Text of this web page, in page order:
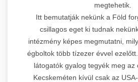
megtehetik.
Itt bemutatják nekünk a Föld
csillagos eget ki tudnak
intézmény képes megmutatni,
égboltok több tízezer évvel
látogatók gyalog tegyék meg az
Kecskeméten kívül csak az